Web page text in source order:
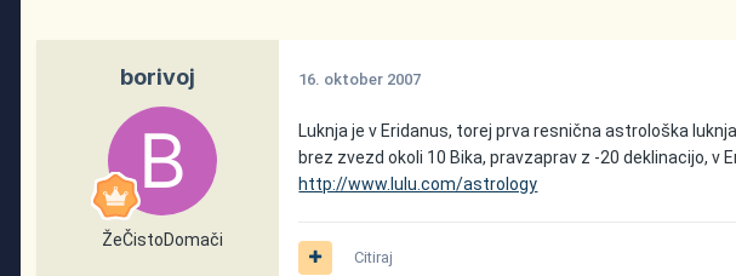
borivoj
ŽeČistoDomači
16. oktober 2007
Luknja je v Eridanus, torej prva resnična astrološka
brez zvezd okoli 10 Bika, pravzaprav z -20 deklinacijo, v
http://www.lulu.com/astrology
Citiraj